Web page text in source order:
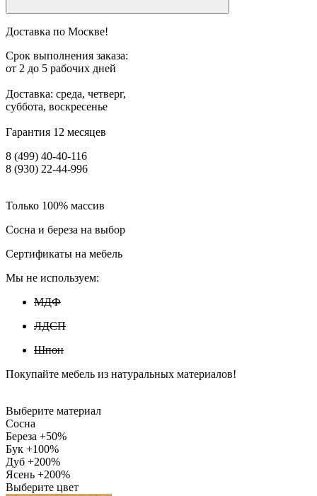
Доставка по Москве!
Срок выполнения заказа:
от 2 до 5 рабочих дней
Доставка: среда, четверг,
суббота, воскресенье
Гарантия 12 месяцев
8 (499) 40-40-116
8 (930) 22-44-996
Только 100% массив
Сосна и береза на выбор
Сертификаты на мебель
Мы не используем:
МДФ
ЛДСП
Шпон
Покупайте мебель из натуральных материалов!
Выберите материал
Сосна
Береза +50%
Бук +100%
Дуб +200%
Ясень +200%
Выберите цвет